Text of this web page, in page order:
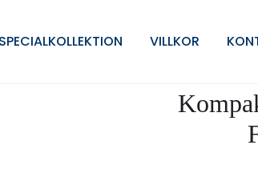
SPECIALKOLLEKTION VILLKOR